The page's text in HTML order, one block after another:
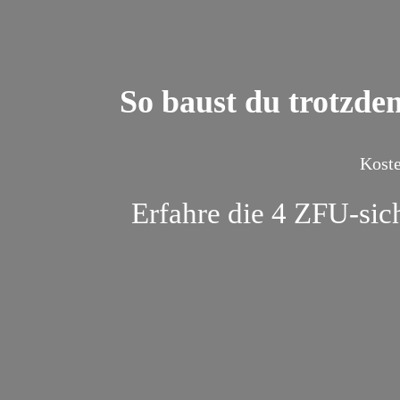
So baust du
Erfahre die 4 ZFU-